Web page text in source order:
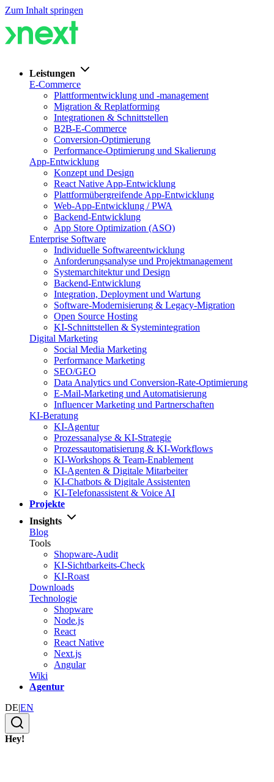
Zum Inhalt springen
Leistungen
E-Commerce
Plattformentwicklung und -management
Migration & Replatforming
Integrationen & Schnittstellen
B2B-E-Commerce
Conversion-Optimierung
Performance-Optimierung und Skalierung
App-Entwicklung
Konzept und Design
React Native App-Entwicklung
Plattformübergreifende App-Entwicklung
Web-App-Entwicklung / PWA
Backend-Entwicklung
App Store Optimization (ASO)
Enterprise Software
Individuelle Softwareentwicklung
Anforderungsanalyse und Projektmanagement
Systemarchitektur und Design
Backend-Entwicklung
Integration, Deployment und Wartung
Software-Modernisierung & Legacy-Migration
Open Source Hosting
KI-Schnittstellen & Systemintegration
Digital Marketing
Social Media Marketing
Performance Marketing
SEO/GEO
Data Analytics und Conversion-Rate-Optimierung
E-Mail-Marketing und Automatisierung
Influencer Marketing und Partnerschaften
KI-Beratung
KI-Agentur
Prozessanalyse & KI-Strategie
Prozessautomatisierung & KI-Workflows
KI-Workshops & Team-Enablement
KI-Agenten & Digitale Mitarbeiter
KI-Chatbots & Digitale Assistenten
KI-Telefonassistent & Voice AI
Projekte
Insights
Blog
Tools
Shopware-Audit
KI-Sichtbarkeits-Check
KI-Roast
Downloads
Technologie
Shopware
Node.js
React
React Native
Next.js
Angular
Wiki
Agentur
DE|EN
Hey!